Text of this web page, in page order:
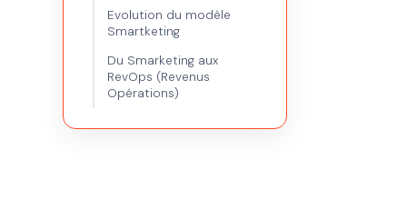
Evolution du modèle
Smartketing
Du Smarketing aux
RevOps (Revenus
Opérations)